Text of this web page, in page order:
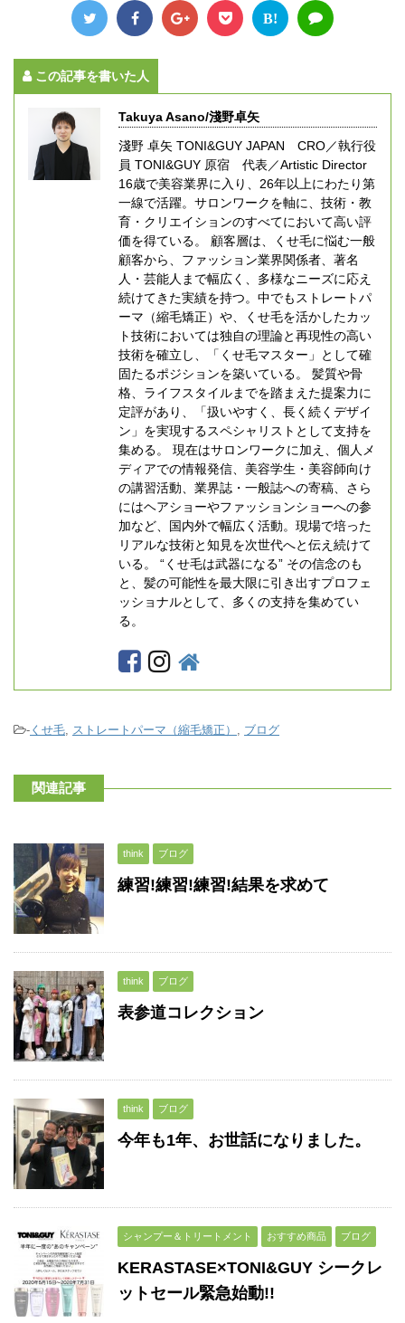
B!
この記事を書いた人
Takuya Asano/淺野卓矢
淺野 卓矢 TONI&GUY JAPAN CRO／執行役
員 TONI&GUY 原宿 代表／Artistic Director
16歳で美容業界に入り、26年以上にわたり第
一線で活躍。サロンワークを軸に、技術・教
育・クリエイションのすべてにおいて高い評
価を得ている。 顧客層は、くせ毛に悩む一般
顧客から、ファッション業界関係者、著名
人・芸能人まで幅広く、多様なニーズに応え
続けてきた実績を持つ。中でもストレートパ
ーマ（縮毛矯正）や、くせ毛を活かしたカッ
ト技術においては独自の理論と再現性の高い
技術を確立し、「くせ毛マスター」として確
固たるポジションを築いている。 髪質や骨
格、ライフスタイルまでを踏まえた提案力に
定評があり、「扱いやすく、長く続くデザイ
ン」を実現するスペシャリストとして支持を
集める。 現在はサロンワークに加え、個人メ
ディアでの情報発信、美容学生・美容師向け
の講習活動、業界誌・一般誌への寄稿、さら
にはヘアショーやファッションショーへの参
加など、国内外で幅広く活動。現場で培った
リアルな技術と知見を次世代へと伝え続けて
いる。 “くせ毛は武器になる” その信念のも
と、髪の可能性を最大限に引き出すプロフェ
ッショナルとして、多くの支持を集めてい
る。
- くせ毛, ストレートパーマ（縮毛矯正） , ブログ
関連記事
think ブログ
練習!練習!練習!結果を求めて
think ブログ
表参道コレクション
think ブログ
今年も1年、お世話になりました。
シャンプー＆トリートメント おすすめ商品 ブログ
KERASTASE×TONI&GUY シークレ
ットセール緊急始動!!